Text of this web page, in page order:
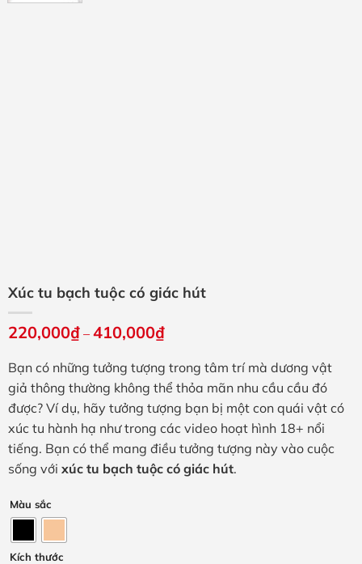
Xúc tu bạch tuộc có giác hút
220,000₫ – 410,000₫Khoảng
giá:
220,000₫
đến
410,000₫
Bạn có những tưởng tượng trong tâm trí mà dương vật
giả thông thường không thể thỏa mãn nhu cầu cầu đó
được? Ví dụ, hãy tưởng tượng bạn bị một con quái vật có
xúc tu hành hạ như trong các video hoạt hình 18+ nổi
tiếng. Bạn có thể mang điều tưởng tượng này vào cuộc
sống với xúc tu bạch tuộc có giác hút.
Màu sắc
Kích thước